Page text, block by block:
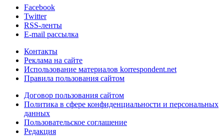
Facebook
Twitter
RSS-ленты
E-mail рассылка
Контакты
Реклама на сайте
Использование материалов korrespondent.net
Правила пользования сайтом
Договор пользования сайтом
Политика в сфере конфиденциальности и персональных
данных
Пользовательское соглашение
Редакция